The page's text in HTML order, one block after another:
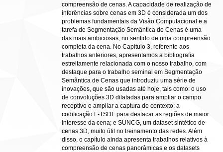
compreensão de cenas. A capacidade de realização de
inferências sobre cenas em 3D é considerada um dos
problemas fundamentais da Visão Computacional e a
tarefa de Segmentação Semântica de Cenas é uma
das mais ambiciosas, no sentido de uma compreensão
completa da cena. No Capítulo 3, referente aos
trabalhos anteriores, apresentamos a bibliografia
estreitamente relacionada com o nosso trabalho, com
destaque para o trabalho seminal em Segmentação
Semântica de Cenas que introduziu uma série de
inovações, que são usadas até hoje, tais como: o uso
de convoluções 3D dilatadas para ampliar o campo
receptivo e ampliar a captura de contexto; a
codificação F-TSDF para destacar as regiões de maior
interesse da cena; e SUNCG, um dataset sintético de
cenas 3D, muito útil no treinamento das redes. Além
disso, o capítulo ainda apresenta trabalhos relativos à
compreensão de cenas panorâmicas e os datasets